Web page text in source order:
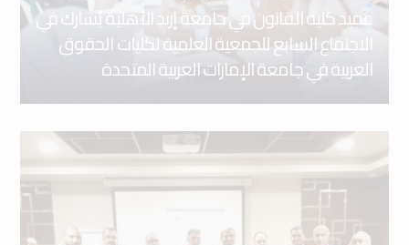
عميد كلية القانون في جامعة إربد الأهلية يُشارك في
الاجتماع السابع للجمعية العلمية لكليات الحقوق
العربية في جامعة الإمارات العربية المتحدة